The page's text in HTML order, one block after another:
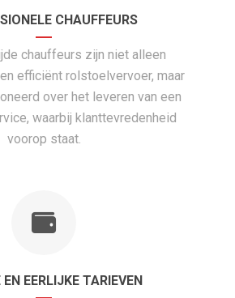
CHAUFFEURS
chauffeurs zijn niet alleen
efficiënt rolstoelvervoer, maar
over het leveren van een
waarbij klanttevredenheid
voorop staat.
EN EERLIJKE TARIEVEN